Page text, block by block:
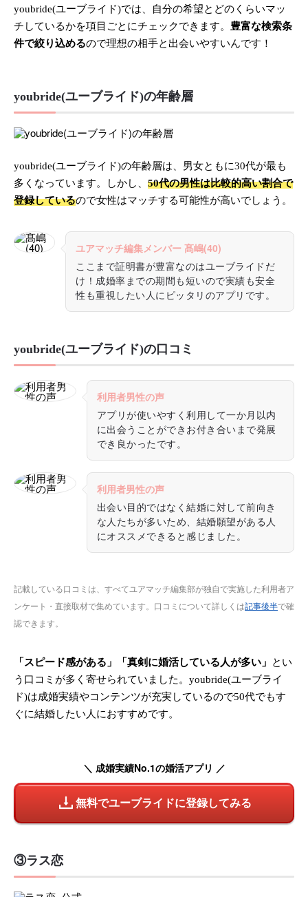
youbride(ユーブライド)では、自分の希望とどのくらいマッ
チしているかを項目ごとにチェックできます。 豊富な検索条
件で絞り込めるので理想の相手と出会いやすいんです！
youbride(ユーブライド)の年齢層
youbride(ユーブライド)の年齢層は、男女ともに30代が最も
多くなっています。しかし、 50代の男性は比較的高い割合で
登録しているので女性はマッチする可能性が高いでしょう。
ユアマッチ編集メンバー 髙嶋(40)
ここまで証明書が豊富なのはユーブライドだ
け！成婚率までの期間も短いので実績も安全
性も重視したい人にピッタリのアプリです。
youbride(ユーブライド)の口コミ
利用者男性の声
アプリが使いやすく利用して一か月以内
に出会うことができお付き合いまで発展
でき良かったです。
利用者男性の声
出会い目的ではなく結婚に対して前向き
な人たちが多いため、結婚願望がある人
にオススメできると感じました。
記載している口コミは、すべてユアマッチ編集部が独自で実施した利用者ア
ンケート・直接取材で集めています。口コミについて詳しくは記事後半で確
認できます。
「スピード感がある」「真剣に婚活している人が多い」
とい
う口コミが多く寄せられていました。youbride(ユーブライ
ド)は成婚実績やコンテンツが充実しているので50代でもす
ぐに結婚したい人におすすめです。
＼ 成婚実績No.1の婚活アプリ ／
無料でユーブライドに登録してみる
③ラス恋